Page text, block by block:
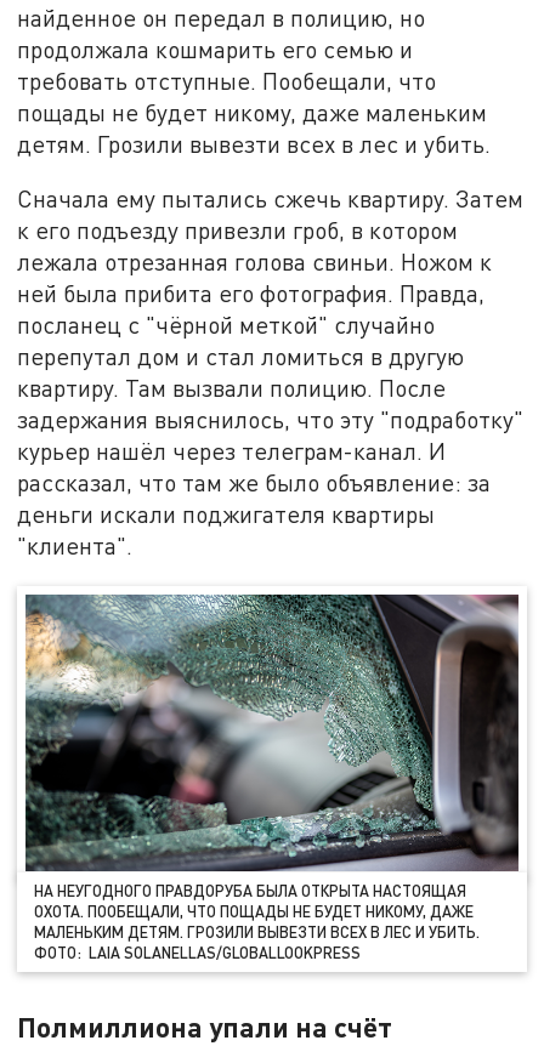
найденное он передал в полицию, но
продолжала кошмарить его семью и
требовать отступные. Пообещали, что
пощады не будет никому, даже маленьким
детям. Грозили вывезти всех в лес и убить.
Сначала ему пытались сжечь квартиру. Затем
к его подъезду привезли гроб, в котором
лежала отрезанная голова свиньи. Ножом к
ней была прибита его фотография. Правда,
посланец с "чёрной меткой" случайно
перепутал дом и стал ломиться в другую
квартиру. Там вызвали полицию. После
задержания выяснилось, что эту "подработку"
курьер нашёл через телеграм-канал. И
рассказал, что там же было объявление: за
деньги искали поджигателя квартиры
"клиента".
НА НЕУГОДНОГО ПРАВДОРУБА БЫЛА ОТКРЫТА НАСТОЯЩАЯ
ОХОТА. ПООБЕЩАЛИ, ЧТО ПОЩАДЫ НЕ БУДЕТ НИКОМУ, ДАЖЕ
МАЛЕНЬКИМ ДЕТЯМ. ГРОЗИЛИ ВЫВЕЗТИ ВСЕХ В ЛЕС И УБИТЬ.
ФОТО: LAIA SOLANELLAS/GLOBALLOOKPRESS
Полмиллиона упали на счёт